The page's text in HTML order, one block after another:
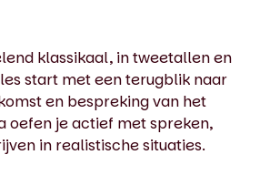
klassikaal, in tweetallen en
start met een terugblik naar
en bespreking van het
oefen je actief met spreken,
in realistische situaties.